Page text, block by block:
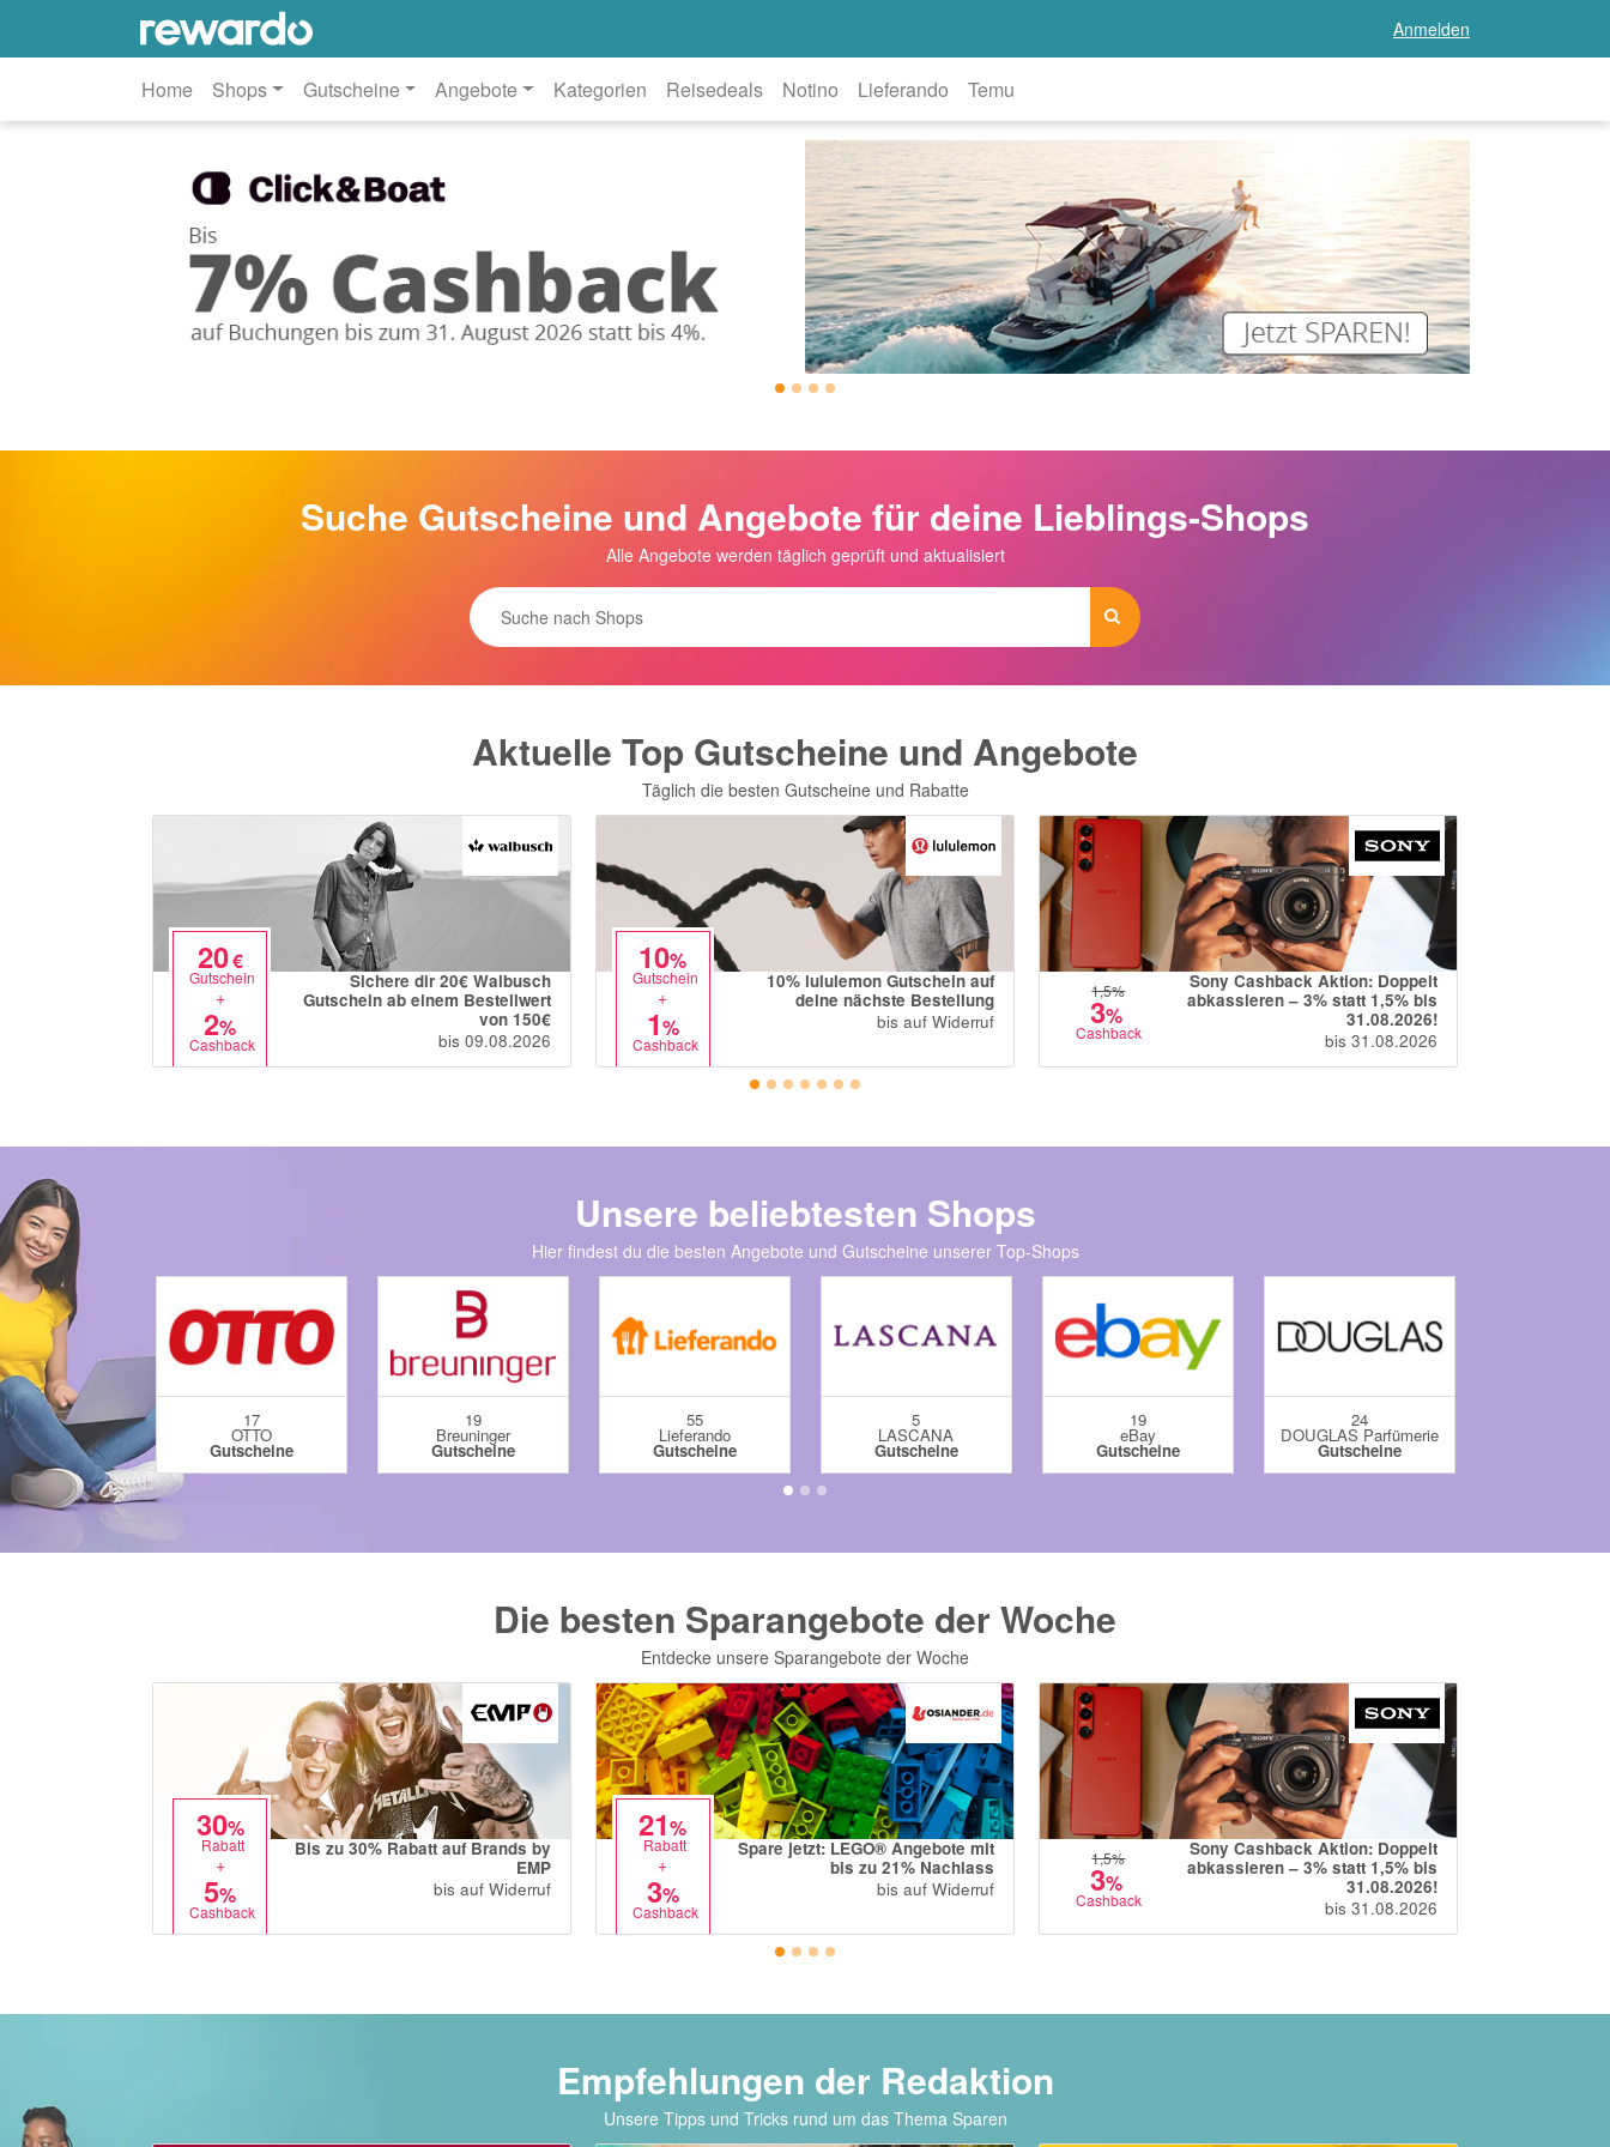
Anmelden
Home Shops Gutscheine Angebote Kategorien Reisedeals Notino Lieferando Temu
Suche Gutscheine und Angebote für deine Lieblings-Shops
Alle Angebote werden täglich geprüft und aktualisiert
Aktuelle Top Gutscheine und Angebote
Täglich die besten Gutscheine und Rabatte
20€
Gutschein
+
2%
Cashback
Sichere dir 20€ Walbusch
Gutschein ab einem Bestellwert
von 150€
bis 09.08.2026
10%
Gutschein
+
1%
Cashback
10% lululemon Gutschein auf
deine nächste Bestellung
bis auf Widerruf
1,5%
3%
Cashback
Sony Cashback Aktion: Doppelt
abkassieren – 3% statt 1,5% bis
31.08.2026!
bis 31.08.2026
Unsere beliebtesten Shops
Hier findest du die besten Angebote und Gutscheine unserer Top-Shops
17
OTTO
Gutscheine
19
Breuninger
Gutscheine
55
Lieferando
Gutscheine
5
LASCANA
Gutscheine
19
eBay
Gutscheine
24
DOUGLAS Parfümerie
Gutscheine
Die besten Sparangebote der Woche
Entdecke unsere Sparangebote der Woche
30%
Rabatt
+
5%
Cashback
Bis zu 30% Rabatt auf Brands by
EMP
bis auf Widerruf
21%
Rabatt
+
3%
Cashback
Spare jetzt: LEGO® Angebote mit
bis zu 21% Nachlass
bis auf Widerruf
1,5%
3%
Cashback
Sony Cashback Aktion: Doppelt
abkassieren – 3% statt 1,5% bis
31.08.2026!
bis 31.08.2026
Empfehlungen der Redaktion
Unsere Tipps und Tricks rund um das Thema Sparen